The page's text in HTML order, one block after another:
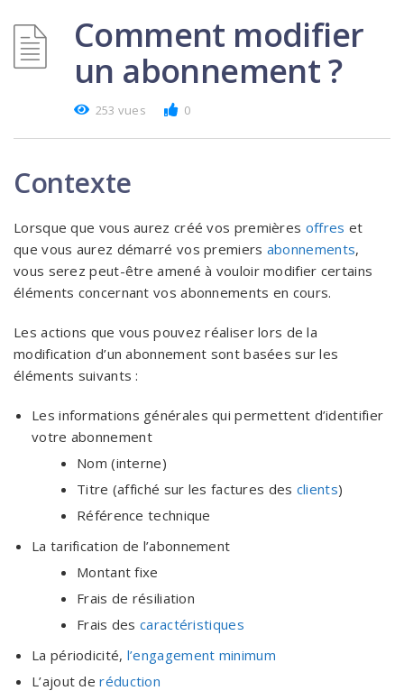
Comment modifier
un abonnement ?
253 vues 0
Contexte
Lorsque que vous aurez créé vos premières offres et
que vous aurez démarré vos premiers abonnements,
vous serez peut-être amené à vouloir modifier certains
éléments concernant vos abonnements en cours.
Les actions que vous pouvez réaliser lors de la
modification d’un abonnement sont basées sur les
éléments suivants :
Les informations générales qui permettent d’identifier
votre abonnement
Nom (interne)
Titre (affiché sur les factures des clients)
Référence technique
La tarification de l’abonnement
Montant fixe
Frais de résiliation
Frais des caractéristiques
La périodicité, l’engagement minimum
L’ajout deréduction